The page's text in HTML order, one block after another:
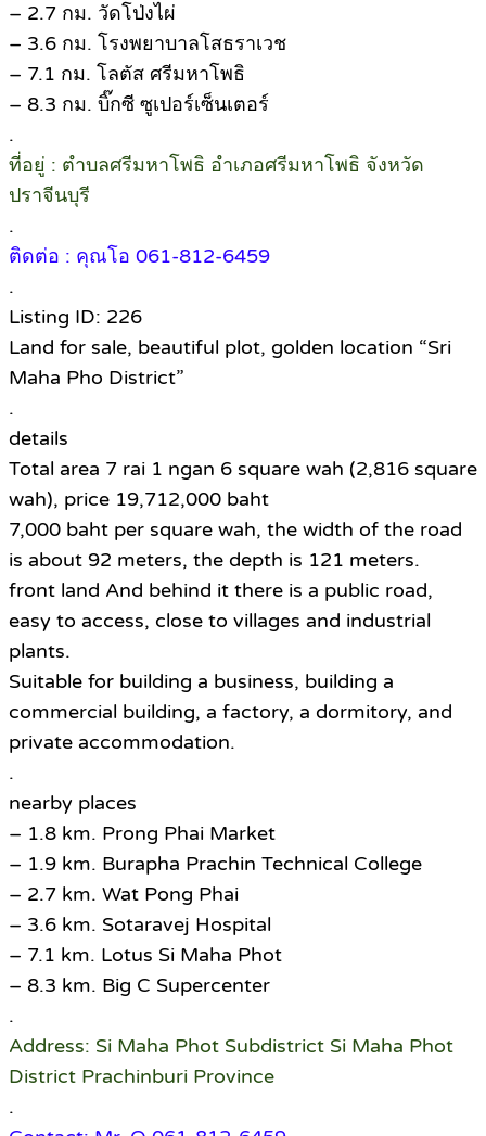
– 2.7 กม. วัดโป่งไผ่
– 3.6 กม. โรงพยาบาลโสธราเวช
– 7.1 กม. โลตัส ศรีมหาโพธิ
– 8.3 กม. บิ๊กซี ซูเปอร์เซ็นเตอร์
.
ที่อยู่ : ตำบลศรีมหาโพธิ อำเภอศรีมหาโพธิ จังหวัด
ปราจีนบุรี
.
ติดต่อ : คุณโอ 061-812-6459​
.
Listing ID: 226
Land for sale, beautiful plot, golden location “Sri
Maha Pho District”
.
details
Total area 7 rai 1 ngan 6 square wah (2,816 square
wah), price 19,712,000 baht
7,000 baht per square wah, the width of the road
is about 92 meters, the depth is 121 meters.
front land And behind it there is a public road,
easy to access, close to villages and industrial
plants.
Suitable for building a business, building a
commercial building, a factory, a dormitory, and
private accommodation.
.
nearby places
– 1.8 km. Prong Phai Market
– 1.9 km. Burapha Prachin Technical College
– 2.7 km. Wat Pong Phai
– 3.6 km. Sotaravej Hospital
– 7.1 km. Lotus Si Maha Phot
– 8.3 km. Big C Supercenter
.
Address: Si Maha Phot Subdistrict Si Maha Phot
District Prachinburi Province
.